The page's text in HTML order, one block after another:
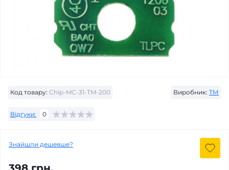
Код товару: Chip-MC-31-TM-200 Виробник: ТМ
Відгуки: 0
Знайшли дешевше?